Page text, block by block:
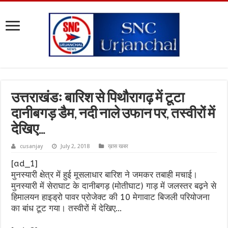
उत्तराखंडः बारिश से पिथौरागढ़ में टूटा
दानीबगड़ डैम, नदी नाले उफान पर, तस्वीरों में
देखिए…
cusanjay July 2, 2018 ख़ास खबर
[ad_1]
मुनस्यारी क्षेत्र में हुई मूसलाधार बारिश ने जमकर तबाही मचाई।
मुनस्यारी में सेराघाट के दानीबगड़ (मोतीघाट) गाड़ में जलस्तर बढ़ने से
हिमालयन हाइड्रो पावर प्रोजेक्ट की 10 मेगावाट बिजली परियोजना
का बांध टूट गया। तस्वीरों में देखिए…